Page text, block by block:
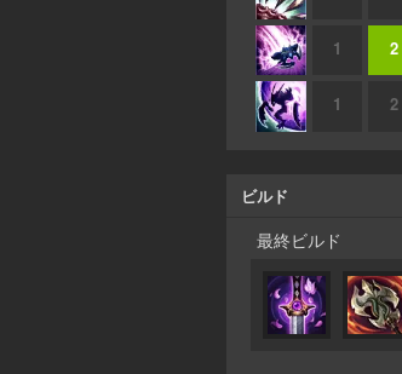
1 2
1 2
ビルド
最終ビルド